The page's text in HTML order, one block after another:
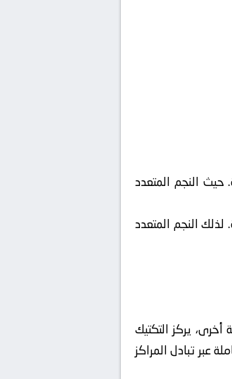
النجم المتعدد
النجم المتعدد
يركز التكتيك
عبر تبادل المراكز